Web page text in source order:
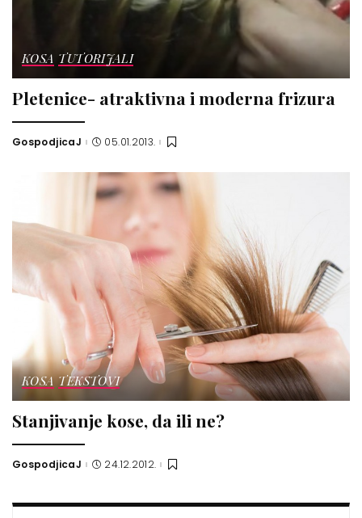
KOSA TUTORIJALI
Pletenice- atraktivna i moderna frizura
Posted
GospodjicaJ 05.01.2013.
KOSA TEKSTOVI
Stanjivanje kose, da ili ne?
Posted
GospodjicaJ 24.12.2012.